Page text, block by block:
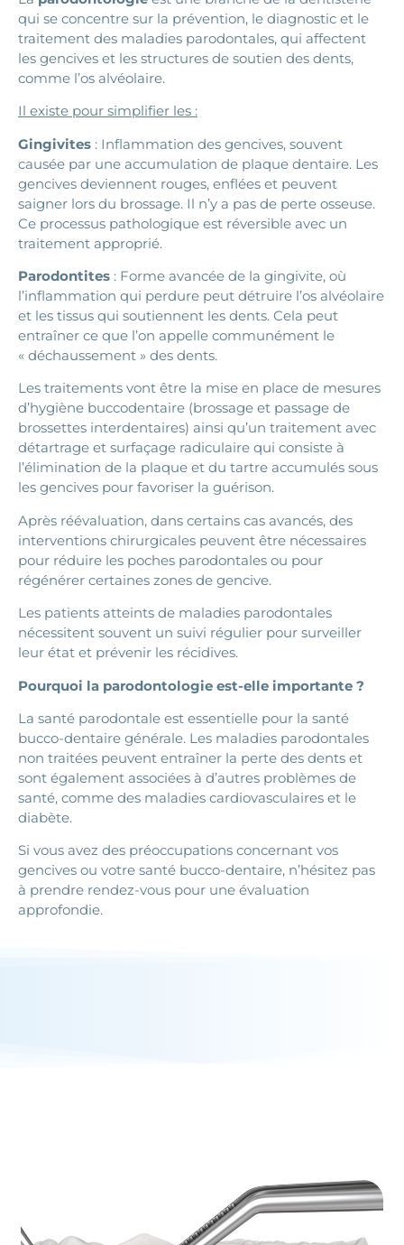
qui se concentre sur la prévention, le diagnostic et le
traitement des maladies parodontales, qui affectent
les gencives et les structures de soutien des dents,
comme l’os alvéolaire.
Il existe pour simplifier les :
Gingivites : Inflammation des gencives, souvent
causée par une accumulation de plaque dentaire. Les
gencives deviennent rouges, enflées et peuvent
saigner lors du brossage. Il n’y a pas de perte osseuse.
Ce processus pathologique est réversible avec un
traitement approprié.
Parodontites : Forme avancée de la gingivite, où
l’inflammation qui perdure peut détruire l’os alvéolaire
et les tissus qui soutiennent les dents. Cela peut
entraîner ce que l’on appelle communément le
« déchaussement » des dents.
Les traitements vont être la mise en place de mesures
d’hygiène buccodentaire (brossage et passage de
brossettes interdentaires) ainsi qu’un traitement avec
détartrage et surfaçage radiculaire qui consiste à
l’élimination de la plaque et du tartre accumulés sous
les gencives pour favoriser la guérison.
Après réévaluation, dans certains cas avancés, des
interventions chirurgicales peuvent être nécessaires
pour réduire les poches parodontales ou pour
régénérer certaines zones de gencive.
Les patients atteints de maladies parodontales
nécessitent souvent un suivi régulier pour surveiller
leur état et prévenir les récidives.
Pourquoi la parodontologie est-elle importante ?
La santé parodontale est essentielle pour la santé
bucco-dentaire générale. Les maladies parodontales
non traitées peuvent entraîner la perte des dents et
sont également associées à d’autres problèmes de
santé, comme des maladies cardiovasculaires et le
diabète.
Si vous avez des préoccupations concernant vos
gencives ou votre santé bucco-dentaire, n’hésitez pas
à prendre rendez-vous pour une évaluation
approfondie.